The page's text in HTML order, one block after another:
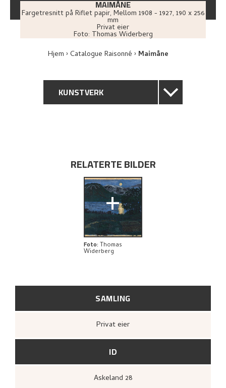
MAIMÅNE
Fargetresnitt på Riflet papir, Mellom 1908 - 1927, 190 x 256
mm
Privat eier
Foto: Thomas Widerberg
Hjem Catalogue Raisonné Maimåne
KUNSTVERK
PROVENIENS
UTFORSK
SAMLING
Privat eier
ID
Askeland 28
RELATERTE BILDER
+
Foto: Thomas
Widerberg